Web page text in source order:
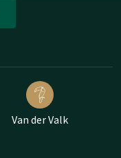
Van der Valk